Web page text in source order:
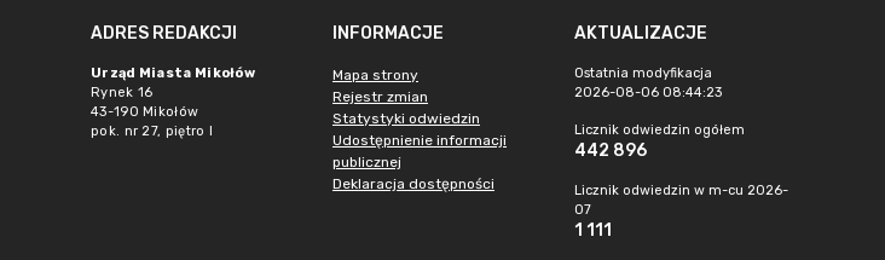
ADRES REDAKCJI
Urząd Miasta Mikołów
Rynek 16
43-190 Mikołów
pok. nr 27, piętro I
INFORMACJE
Mapa strony
Rejestr zmian
Statystyki odwiedzin
Udostępnienie informacji
publicznej
Deklaracja dostępności
AKTUALIZACJE
Ostatnia modyfikacja
2026-08-06 08:44:23
Licznik odwiedzin ogółem
442 896
Licznik odwiedzin w m-cu 2026-
07
1 111